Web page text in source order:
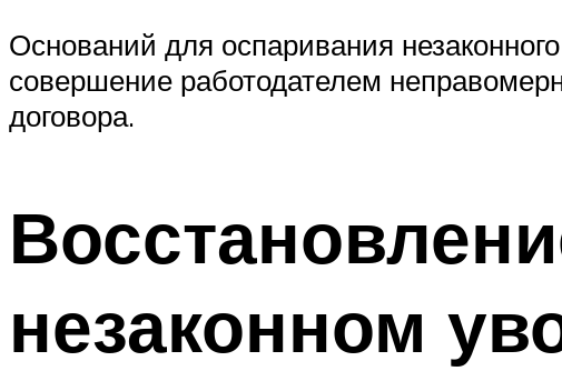
Оснований для оспаривания
совершение работодателем
договора.
незаконном